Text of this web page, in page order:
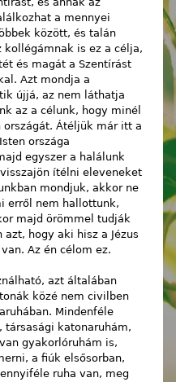
a mennyei
között, és talán
is ez a célja,
és magát a Szentírást
Azt mondja a
újjá, az nem láthatja
az a célunk, hogy minél
országát. Átéljük már itt a
országa
egyszer a halálunk
ítélni eleveneket
mondjuk, akkor ne
erről nem hallottunk,
majd örömmel tudják
hogy aki hisz a Jézus
Az én célom ez.
azt általában
közé nem civilben
Mindenféle
társasági katonaruhám,
gyakorlóruhám is,
a fiúk elsősorban,
ruha van, meg